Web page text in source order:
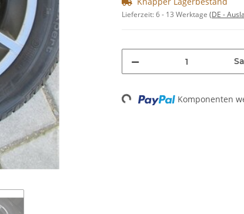
Lieferzeit:6 - 13 Werktage (DE -
Loading... Komponenten